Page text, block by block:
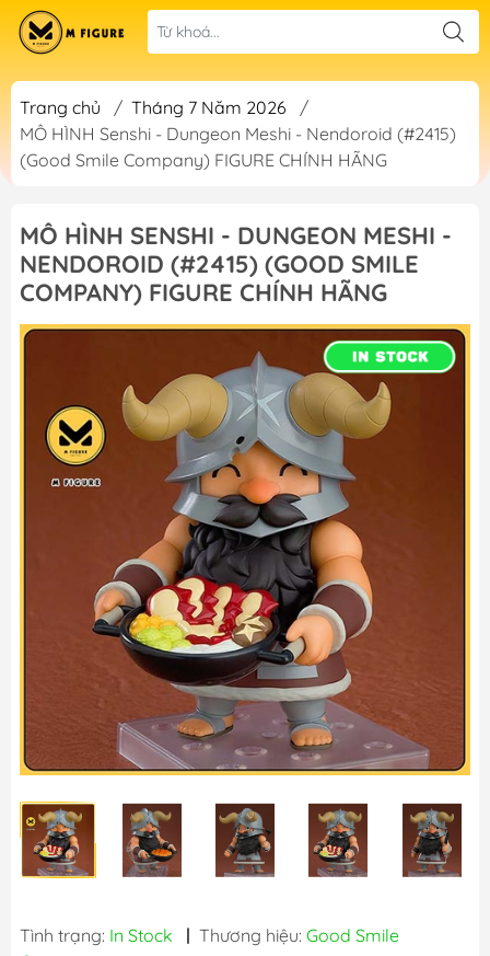
Trang chủ / Tháng 7 Năm 2026
/
MÔ HÌNH Senshi - Dungeon Meshi - Nendoroid (#2415)
(Good Smile Company) FIGURE CHÍNH HÃNG
MÔ HÌNH SENSHI - DUNGEON MESHI -
NENDOROID (#2415) (GOOD SMILE
COMPANY) FIGURE CHÍNH HÃNG
Tình trạng: In Stock | Thương hiệu: Good Smile